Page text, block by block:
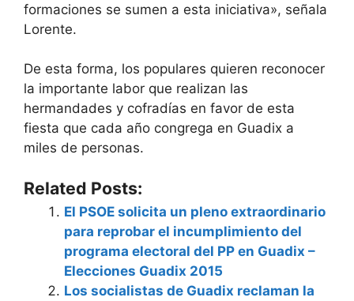
formaciones se sumen a esta iniciativa», señala
Lorente.
De esta forma, los populares quieren reconocer
la importante labor que realizan las
hermandades y cofradías en favor de esta
fiesta que cada año congrega en Guadix a
miles de personas.
Related Posts:
El PSOE solicita un pleno extraordinario
para reprobar el incumplimiento del
programa electoral del PP en Guadix –
Elecciones Guadix 2015
Los socialistas de Guadix reclaman la